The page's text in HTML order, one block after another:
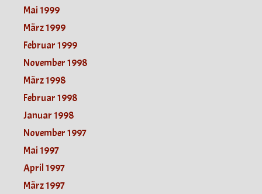
Mai 1999
März 1999
Februar 1999
November 1998
März 1998
Februar 1998
Januar 1998
November 1997
Mai 1997
April 1997
März 1997